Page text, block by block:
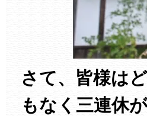
さて、皆様は
もなく三連休